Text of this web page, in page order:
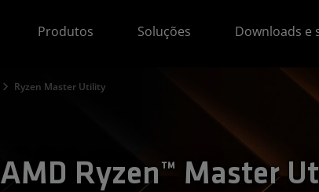
Produtos
Soluções Downloads e
Ryzen Master Utility
AMD Ryzen™ Master